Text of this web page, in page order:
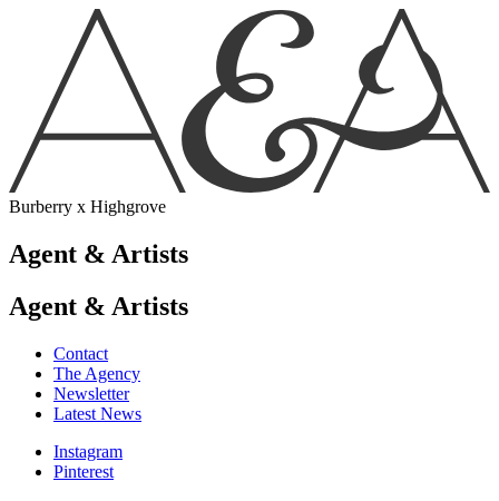
Burberry x Highgrove
Agent & Artists
Agent & Artists
Contact
The Agency
Newsletter
Latest News
Instagram
Pinterest